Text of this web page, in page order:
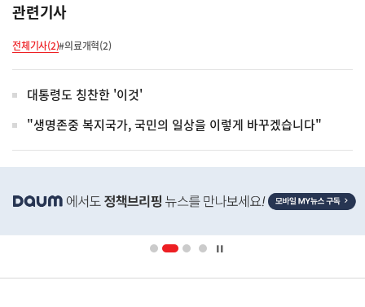
관련기사
전체기사(2)#의료개혁(2)
대통령도 칭찬한 '이것'
"생명존중 복지국가, 국민의 일상을 이렇게 바꾸겠습니다"
단
영